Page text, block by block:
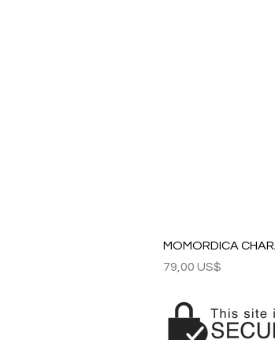
MOMORDICA
Precio
79,00 US$